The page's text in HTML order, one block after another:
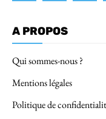
A PROPOS
Qui sommes-nous ?
Mentions légales
Politique de